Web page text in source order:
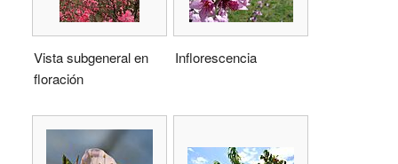
Vista subgeneral en
floración
Inflorescencia